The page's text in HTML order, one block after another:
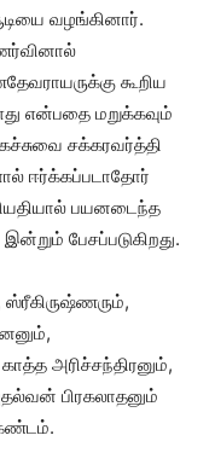
வழங்கினார்.
கூறிய
என்பதை மறுக்கவும்
சக்கரவர்த்தி
ஈர்க்கப்படாதோர்
பயனடைந்த
பேசப்படுகிறது.
ஸ்ரீகிருஷ்ணரும்,
அரிச்சந்திரனும்,
பிரகலாதனும்